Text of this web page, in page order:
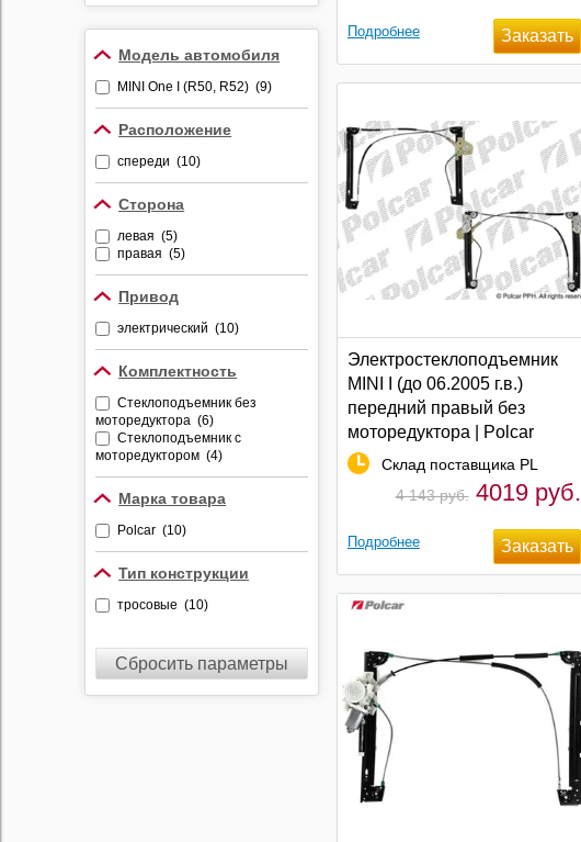
Противоугонные
устройства
Видеорегистраторы
Радар-детекторы
Алкотестеры
Держатели
видеорегистраторов и
радар-детекторов
Модель автомобиля
MINI One I (R50, R52) (9)
Расположение
спереди (10)
Сторона
левая (5)
правая (5)
Привод
электрический (10)
Комплектность
Стеклоподъемник без
моторедуктора (6)
Стеклоподъемник с
моторедуктором (4)
Марка товара
Polcar (10)
Тип конструкции
тросовые (10)
Сбросить параметры
Подробнее
Электростеклоподъемник
MINI I (до 06.2005 г.в.)
передний правый без
моторедуктора | Polcar
Склад поставщика PL
4 143 руб. 4019 руб.
Подробнее